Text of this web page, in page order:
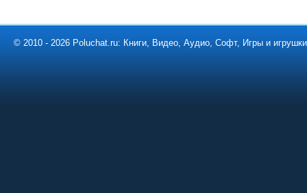
© 2010 - 2026 Poluchat.ru: Книги, Видео, Аудио, Софт, Игры и